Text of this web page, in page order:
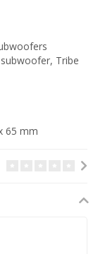
Tribe
65 mm